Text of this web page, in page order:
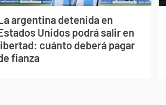
argentina detenida en
Unidos podrá salir en
cuánto deberá pagar
fianza